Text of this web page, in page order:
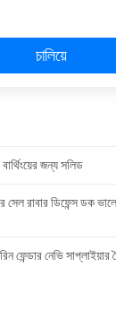
চালিয়ে
জন্য সলিড
সেল রাবার ডিফেন্স ডক
ফেন্ডার নেভি